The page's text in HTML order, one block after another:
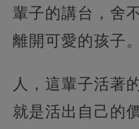
輩子的講台，舍
離開可愛的孩子。
人，這輩子活著
就是活出自己的